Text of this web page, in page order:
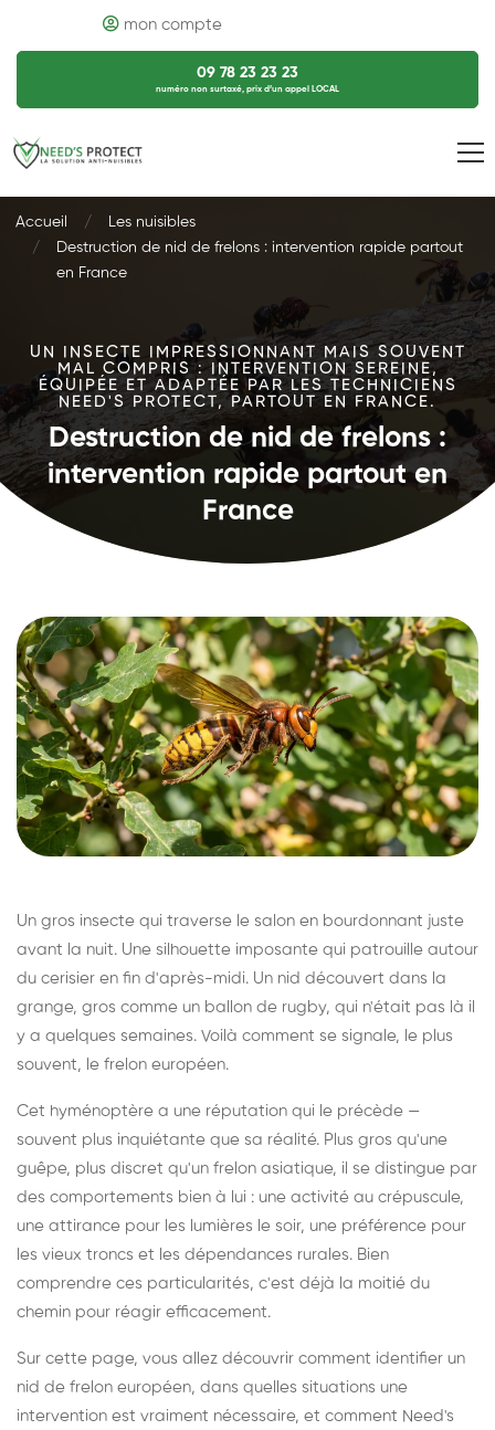
mon compte
09 78 23 23 23
numéro non surtaxé, prix d’un appel LOCAL
Accueil
Les nuisibles
Destruction de nid de frelons : intervention rapide partout
en France
UN INSECTE IMPRESSIONNANT MAIS SOUVENT
MAL COMPRIS : INTERVENTION SEREINE,
ÉQUIPÉE ET ADAPTÉE PAR LES TECHNICIENS
NEED'S PROTECT, PARTOUT EN FRANCE.
Destruction de nid de frelons :
intervention rapide partout en
France
Un gros insecte qui traverse le salon en bourdonnant juste
avant la nuit. Une silhouette imposante qui patrouille autour
du cerisier en fin d'après-midi. Un nid découvert dans la
grange, gros comme un ballon de rugby, qui n'était pas là il
y a quelques semaines. Voilà comment se signale, le plus
souvent, le frelon européen.
Cet hyménoptère a une réputation qui le précède —
souvent plus inquiétante que sa réalité. Plus gros qu'une
guêpe, plus discret qu'un frelon asiatique, il se distingue par
des comportements bien à lui : une activité au crépuscule,
une attirance pour les lumières le soir, une préférence pour
les vieux troncs et les dépendances rurales. Bien
comprendre ces particularités, c'est déjà la moitié du
chemin pour réagir efficacement.
Sur cette page, vous allez découvrir comment identifier un
nid de frelon européen, dans quelles situations une
intervention est vraiment nécessaire, et comment Need's